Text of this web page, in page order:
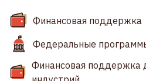
Финансовая поддержка
Федеральные
Финансовая поддержка